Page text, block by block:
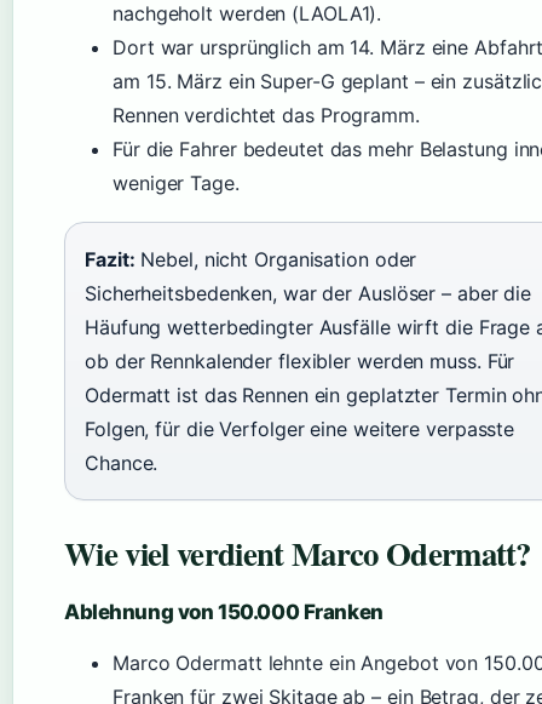
nachgeholt werden (LAOLA1).
Dort war ursprünglich am 14. März eine
am 15. März ein Super-G geplant – ein
Rennen verdichtet das Programm.
Für die Fahrer bedeutet das mehr Belastung
weniger Tage.
Fazit: Nebel, nicht Organisation oder
Sicherheitsbedenken, war der Auslöser – aber die
Häufung wetterbedingter Ausfälle wirft die Frage
ob der Rennkalender flexibler werden muss. Für
Odermatt ist das Rennen ein geplatzter Termin
Folgen, für die Verfolger eine weitere verpasste
Chance.
Wie viel verdient Marco Odermatt?
Ablehnung von 150.000 Franken
Marco Odermatt lehnte ein Angebot von
Franken für zwei Skitage ab – ein Betrag, der